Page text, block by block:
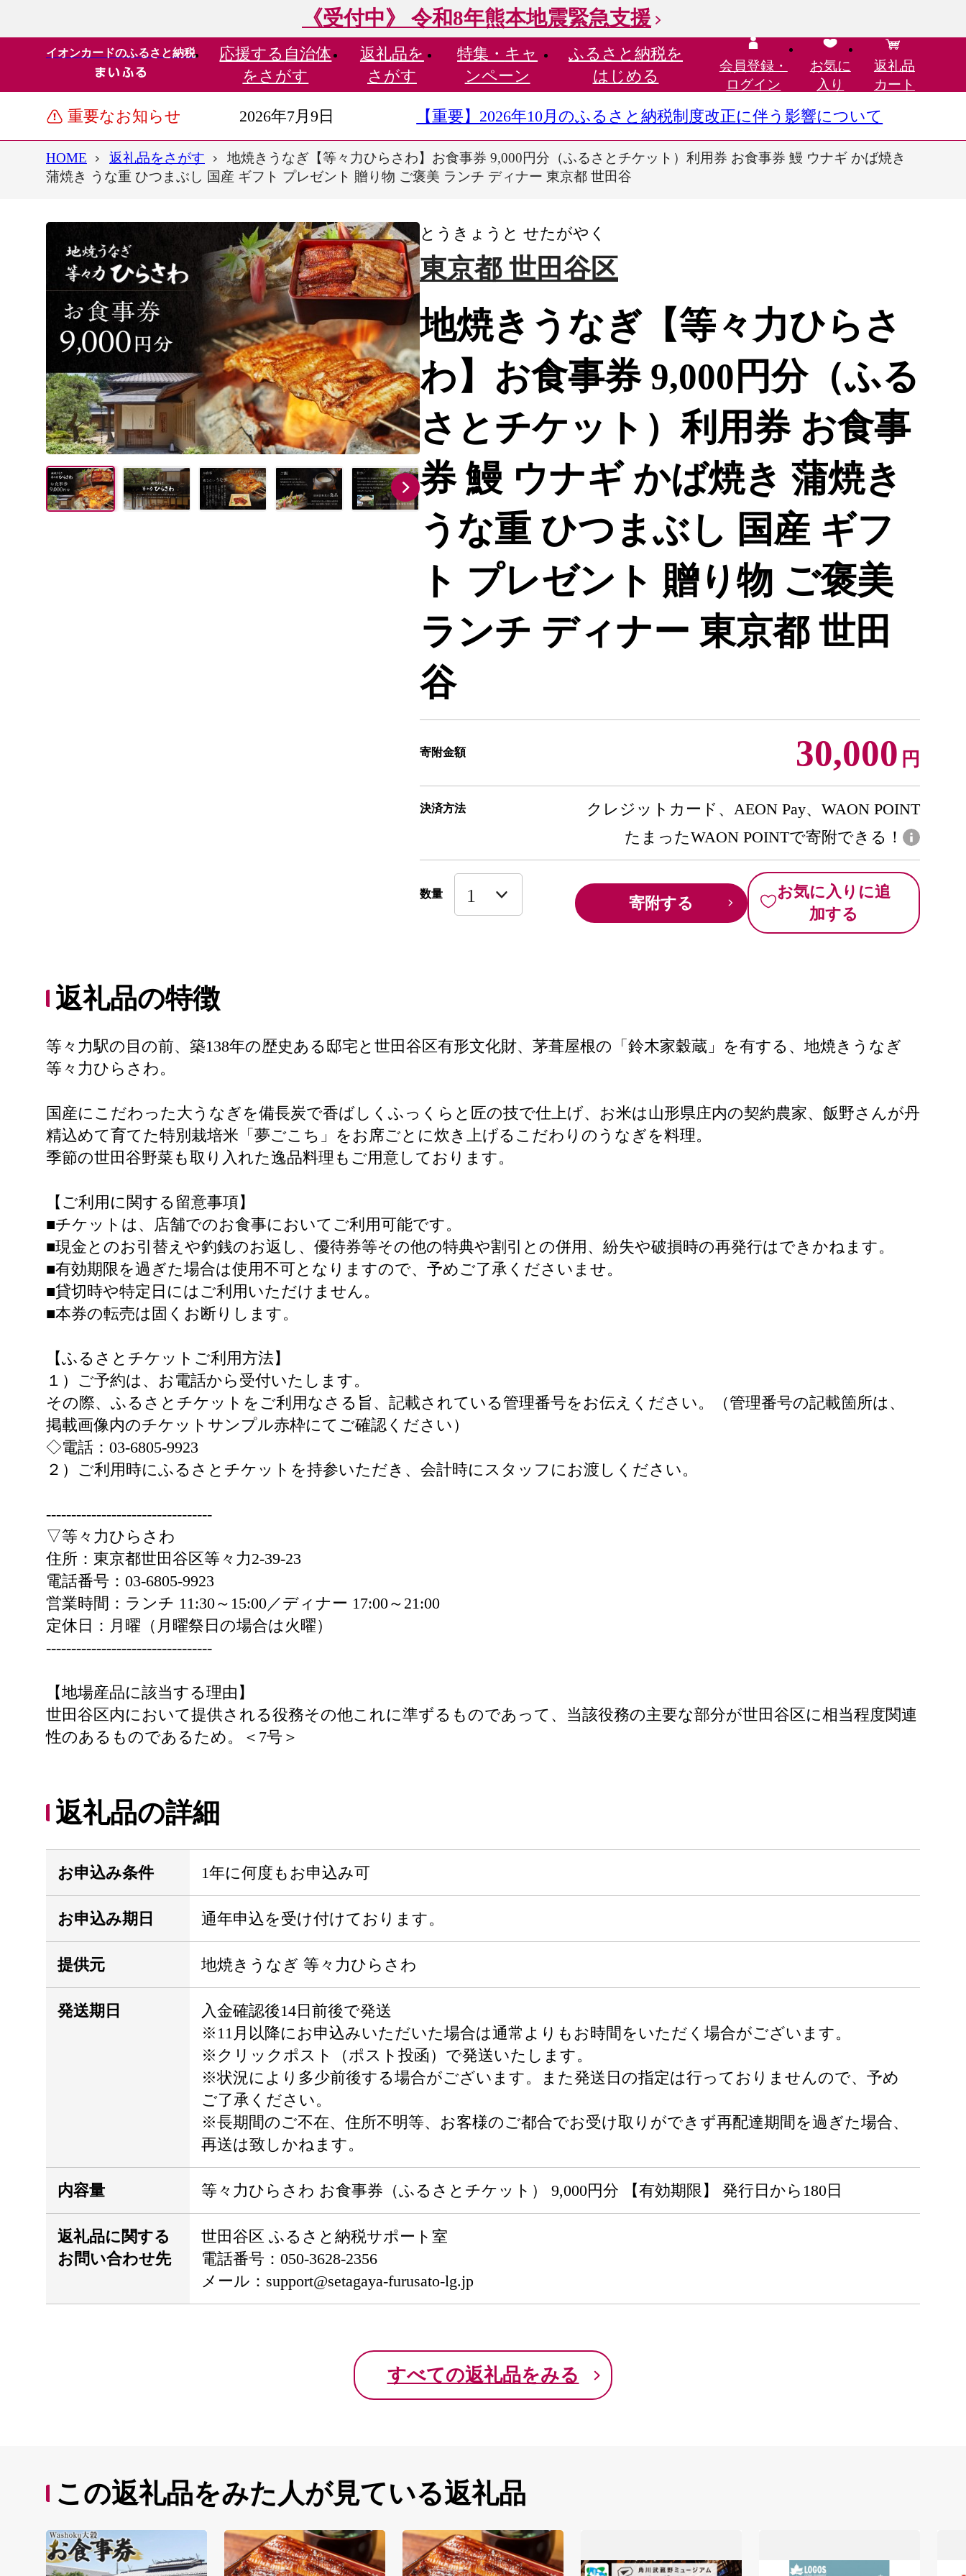
《受付中》 令和8年熊本地震緊急支援
イオンカードのふるさと納税 応援する 自治体
をさがす
返礼品を
さがす
特集・ キャ
ンペーン
ふるさと納税を
はじめる
会員登録・
ログイン
お気に
入り
返礼品
カート
重要なお知らせ 2026年7月9日 【重要】2026年10月のふるさと納税制度改正に伴う影響について
HOME 返礼品をさがす
地焼きうなぎ【等々力ひらさわ】お食事券 9,000円分（ふるさとチケット）利用券 お食事券 鰻 ウナギ かば焼き
蒲焼き うな重 ひつまぶし 国産 ギフト プレゼント 贈り物 ご褒美 ランチ ディナー 東京都 世田谷
とうきょうと せたがやく
東京都 世田谷区
地焼きうなぎ【等々力ひらさ
わ】お食事券 9,000円分（ふる
さとチケット）利用券 お食事
券 鰻 ウナギ かば焼き 蒲焼き
うな重 ひつまぶし 国産 ギフ
ト プレゼント 贈り物 ご褒美
ランチ ディナー 東京都 世田
谷
寄附金額 30,000 円
決済方法
クレジットカード、AEON Pay、WAON POINT
たまったWAON POINTで寄附できる！
数量 寄附する
お気に入りに追
加する
返礼品の特徴
等々力駅の目の前、築138年の歴史ある邸宅と世田谷区有形文化財、茅葺屋根の「鈴木家穀蔵」を有する、地焼きうなぎ
等々力ひらさわ。
国産にこだわった大うなぎを備長炭で香ばしくふっくらと匠の技で仕上げ、お米は山形県庄内の契約農家、飯野さんが丹
精込めて育てた特別栽培米「夢ごこち」をお席ごとに炊き上げるこだわりのうなぎを料理。
季節の世田谷野菜も取り入れた逸品料理もご用意しております。
【ご利用に関する留意事項】
■チケットは、店舗でのお食事においてご利用可能です。
■現金とのお引替えや釣銭のお返し、優待券等その他の特典や割引との併用、紛失や破損時の再発行はできかねます。
■有効期限を過ぎた場合は使用不可となりますので、予めご了承くださいませ。
■貸切時や特定日にはご利用いただけません。
■本券の転売は固くお断りします。
【ふるさとチケットご利用方法】
１）ご予約は、お電話から受付いたします。
その際、ふるさとチケットをご利用なさる旨、記載されている管理番号をお伝えください。（管理番号の記載箇所は、
掲載画像内のチケットサンプル赤枠にてご確認ください）
◇電話：03-6805-9923
２）ご利用時にふるさとチケットを持参いただき、会計時にスタッフにお渡しください。
---------------------------------
▽等々力ひらさわ
住所：東京都世田谷区等々力2-39-23
電話番号：03-6805-9923
営業時間：ランチ 11:30～15:00／ディナー 17:00～21:00
定休日：月曜（月曜祭日の場合は火曜）
---------------------------------
【地場産品に該当する理由】
世田谷区内において提供される役務その他これに準ずるものであって、当該役務の主要な部分が世田谷区に相当程度関連
性のあるものであるため。＜7号＞
返礼品の詳細
お申込み条件 1年に何度もお申込み可
お申込み期日 通年申込を受け付けております。
提供元 地焼きうなぎ 等々力ひらさわ
発送期日
入金確認後14日前後で発送
※11月以降にお申込みいただいた場合は通常よりもお時間をいただく場合がございます。
※クリックポスト（ポスト投函）で発送いたします。
※状況により多少前後する場合がございます。また発送日の指定は行っておりませんので、予め
ご了承ください。
※長期間のご不在、住所不明等、お客様のご都合でお受け取りができず再配達期間を過ぎた場合、
再送は致しかねます。
内容量 等々力ひらさわ お食事券（ふるさとチケット） 9,000円分 【有効期限】 発行日から180日
返礼品に関する
お問い合わせ先
世田谷区 ふるさと納税サポート室
電話番号：050-3628-2356
メール：support@setagaya-furusato-lg.jp
すべての返礼品をみる
この返礼品をみた人が見ている返礼品